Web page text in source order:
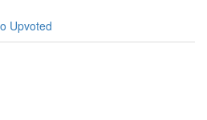
Upvoted